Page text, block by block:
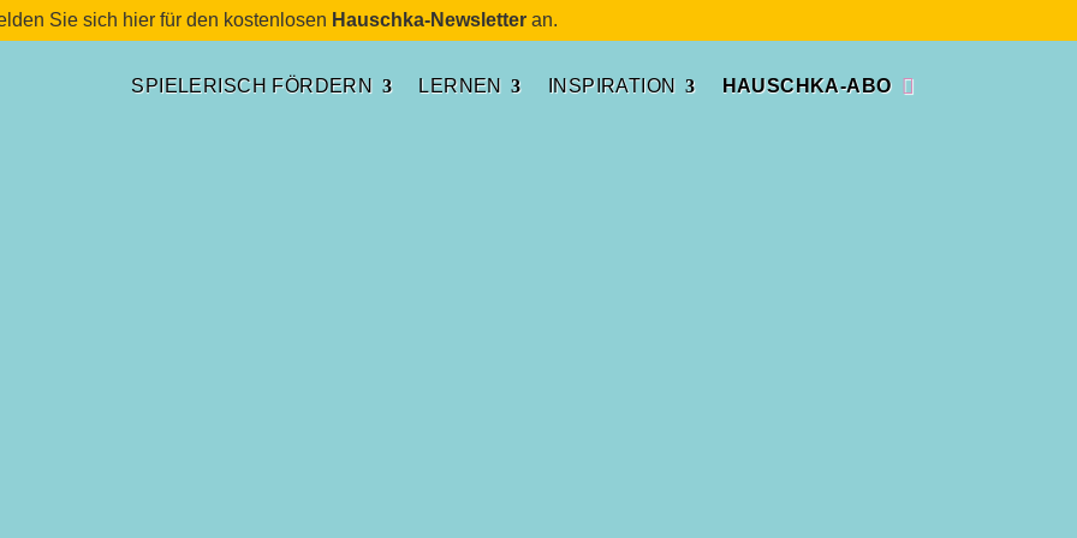
Sie sich hier für den kostenlosen Hauschka-Newsletter an.
SPIELERISCH FÖRDERN LERNEN INSPIRATION HAUSCHKA-ABO